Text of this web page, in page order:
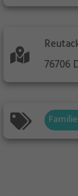
76706